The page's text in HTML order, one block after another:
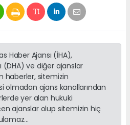
Haber Ajansı (İHA),
(DHA) ve diğer ajanslar
haberler, sitemizin
olmadan ajans kanallarından
yer alan hukuki
ajanslar olup sitemizin hiç